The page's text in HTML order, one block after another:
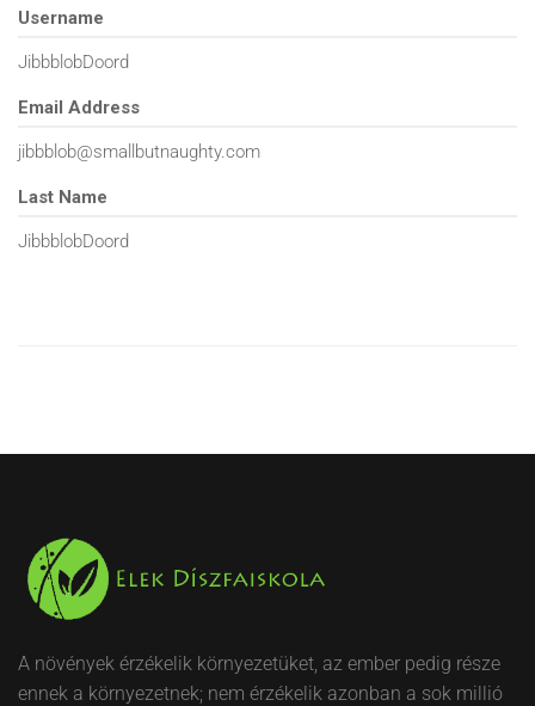
Username
JibbblobDoord
Email Address
jibbblob@smallbutnaughty.com
Last Name
JibbblobDoord
A növények érzékelik környezetüket, az ember pedig része
ennek a környezetnek; nem érzékelik azonban a sok millió